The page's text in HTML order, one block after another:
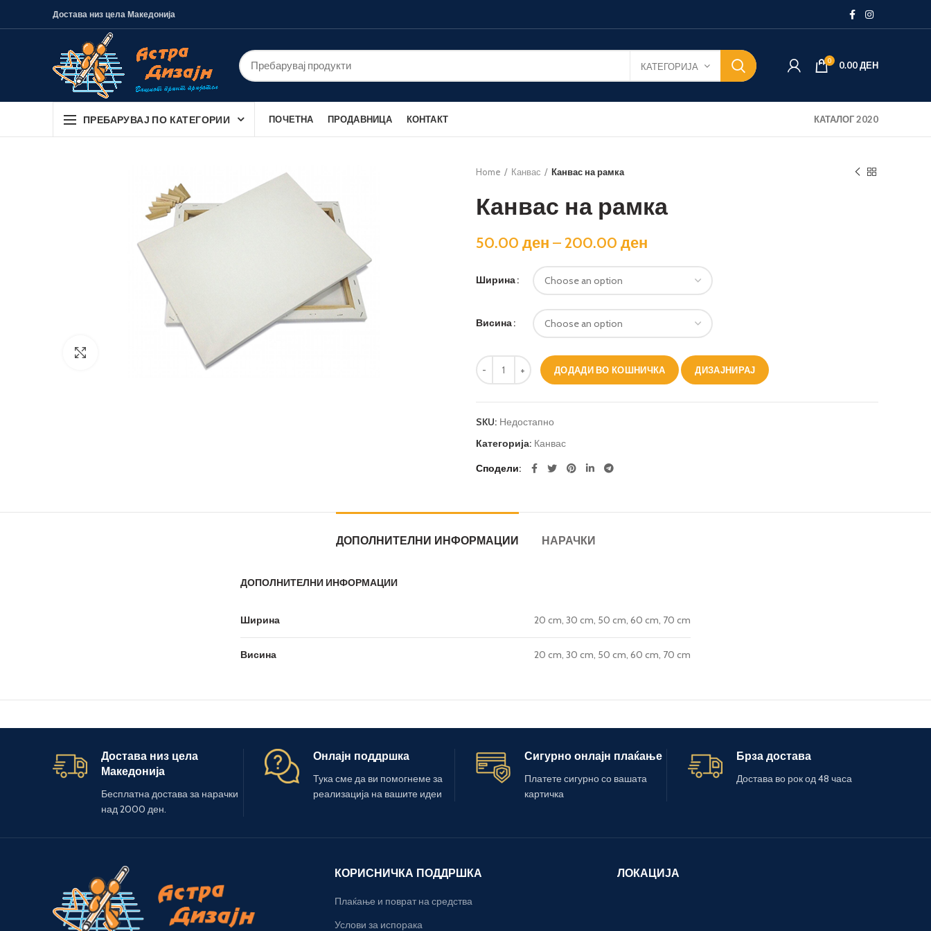
Достава низ цела Македонија
КАТЕГОРИЈА
0 0.00ДЕН
ПРЕБАРУВАЈ ПО КАТЕГОРИИ ПОЧЕТНА ПРОДАВНИЦА КОНТАКТ КАТАЛОГ 2020
Home Канвас Канвас на рамка
Канвас на рамка
50.00 ден –200.00 ден
Ширина
Висина
Канвас на рамка количина
ДОДАДИ ВО КОШНИЧКА ДИЗАЈНИРАЈ
SKU: Недостапно
Категорија: Канвас
Сподели
ДОПОЛНИТЕЛНИ ИНФОРМАЦИИ НАРАЧКИ
ДОПОЛНИТЕЛНИ ИНФОРМАЦИИ
Ширина 20 cm, 30 cm, 50 cm, 60 cm, 70 cm
Висина 20 cm, 30 cm, 50 cm, 60 cm, 70 cm
Достава низ цела
Македонија
Бесплатна достава за нарачки
над 2000 ден.
Онлајн поддршка
Тука сме да ви помогнеме за
реализација на вашите идеи
Сигурно онлајн плаќање
Платете сигурно со вашата
картичка
Брза достава
Достава во рок од 48 часа
КОРИСНИЧКА ПОДДРШКА
Плаќање и поврат на средства
Услови за испорака
ЛОКАЦИЈА